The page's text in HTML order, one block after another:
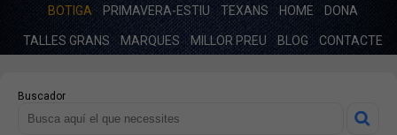
BOTIGA PRIMAVERA-ESTIU TEXANS HOME DONA
TALLES GRANS MARQUES MILLOR PREU BLOG CONTACTE
Buscador